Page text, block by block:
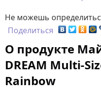
Не можешь
Поделиться
О продукте
DREAM Multi-
Rainbow